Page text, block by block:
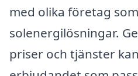
med olika företag
solenergilösningar.
priser och tjänster